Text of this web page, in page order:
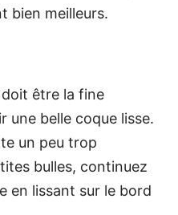
bien meilleurs.
doit être la fine
une belle coque lisse.
un peu trop
bulles, continuez
en lissant sur le bord